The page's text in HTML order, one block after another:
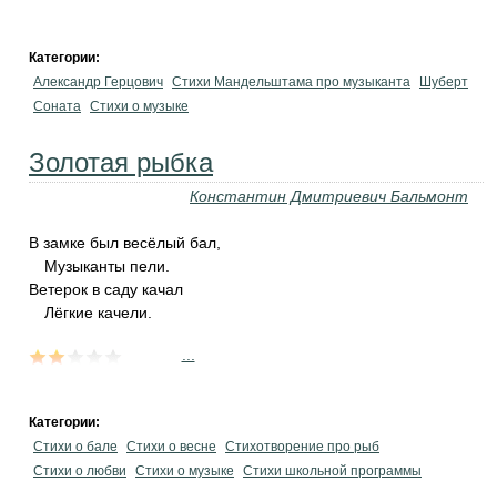
Категории:
Александр Герцович Стихи Мандельштама про музыканта
Шуберт
Соната Стихи о музыке
Золотая рыбка
Константин Дмитриевич Бальмонт
В замке был весёлый бал,
‎Музыканты пели.
Ветерок в саду качал
‎Лёгкие качели.
Категории:
Стихи о бале
Стихи о весне
Стихотворение про рыб
Стихи о любви
Стихи о музыке Стихи школьной программы